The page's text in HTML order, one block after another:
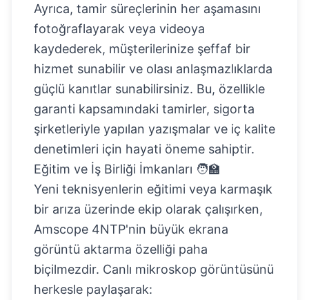
Ayrıca, tamir süreçlerinin her aşamasını
fotoğraflayarak veya videoya
kaydederek, müşterilerinize şeffaf bir
hizmet sunabilir ve olası anlaşmazlıklarda
güçlü kanıtlar sunabilirsiniz. Bu, özellikle
garanti kapsamındaki tamirler, sigorta
şirketleriyle yapılan yazışmalar ve iç kalite
denetimleri için hayati öneme sahiptir.
Eğitim ve İş Birliği İmkanları 🧑‍🏫
Yeni teknisyenlerin eğitimi veya karmaşık
bir arıza üzerinde ekip olarak çalışırken,
Amscope 4NTP'nin büyük ekrana
görüntü aktarma özelliği paha
biçilmezdir. Canlı mikroskop görüntüsünü
herkesle paylaşarak: